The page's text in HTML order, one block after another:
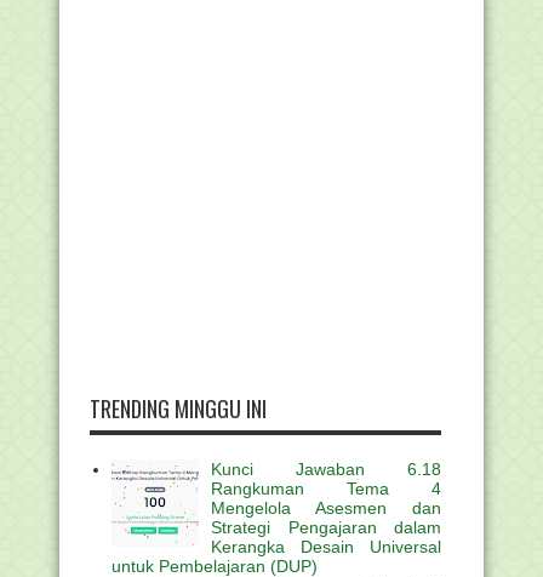
TRENDING MINGGU INI
Kunci Jawaban 6.18
Rangkuman Tema 4
Mengelola Asesmen dan
Strategi Pengajaran dalam
Kerangka Desain Universal
untuk Pembelajaran (DUP)